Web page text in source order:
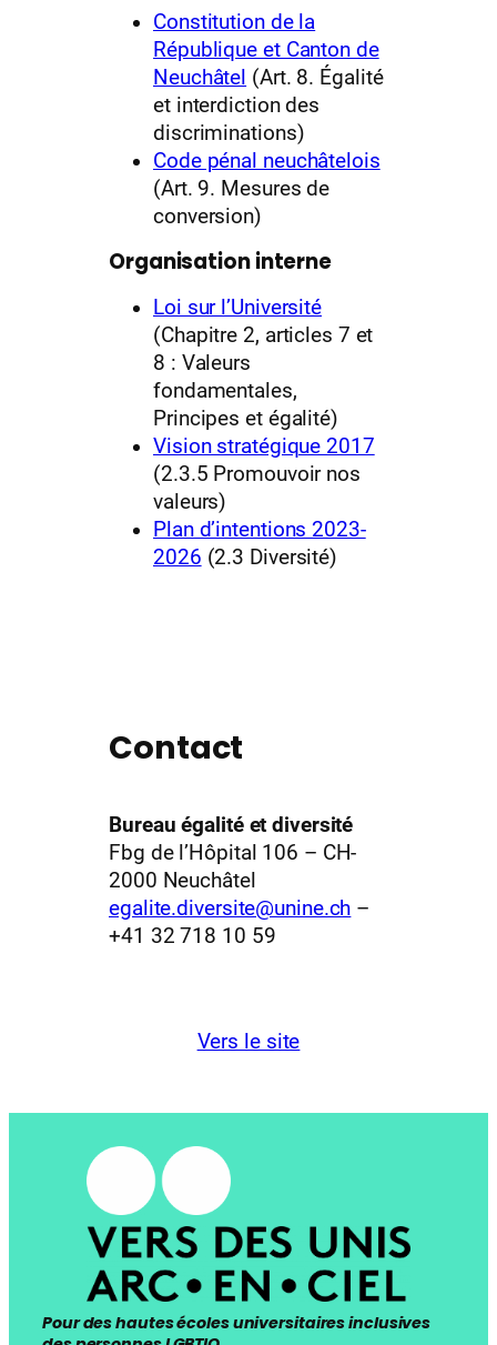
Constitution de la
République et Canton de
Neuchâtel (Art. 8. Égalité
et interdiction des
discriminations)
Code pénal neuchâtelois
(Art. 9. Mesures de
conversion)
Organisation interne
Loi sur l’Université
(Chapitre 2, articles 7 et
8 : Valeurs
fondamentales,
Principes et égalité)
Vision stratégique 2017
(2.3.5 Promouvoir nos
valeurs)
Plan d’intentions 2023-
2026 (2.3 Diversité)
Contact
Bureau égalité et diversité
Fbg de l’Hôpital 106 – CH-
2000 Neuchâtel
egalite.diversite@unine.ch –
+41 32 718 10 59
Vers le site
Pour des hautes écoles universitaires inclusives